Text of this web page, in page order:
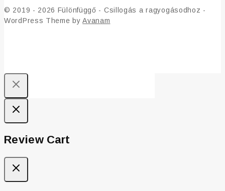
© 2019 - 2026 Fülönfüggő - Csillogás a ragyogásodhoz -
WordPress Theme byAvanam
Review Cart